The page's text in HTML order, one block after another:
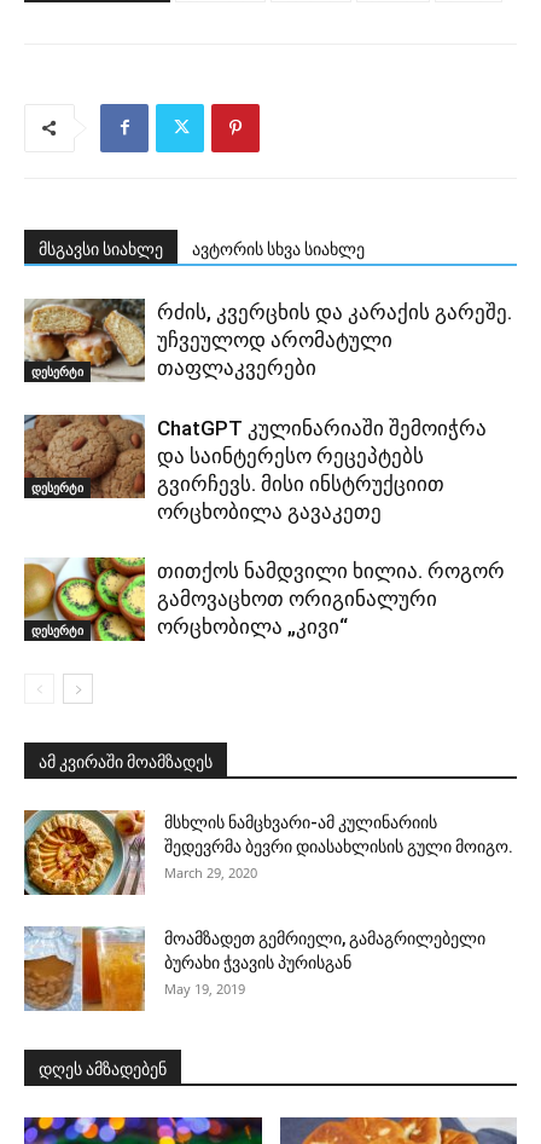
მსგავსი სიახლე ავტორის სხვა სიახლე
დესერტი
რძის, კვერცხის და კარაქის გარეშე.
უჩვეულოდ არომატული
თაფლაკვერები
დესერტი
ChatGPT კულინარიაში შემოიჭრა
და საინტერესო რეცეპტებს
გვირჩევს. მისი ინსტრუქციით
ორცხობილა გავაკეთე
დესერტი
თითქოს ნამდვილი ხილია. როგორ
გამოვაცხოთ ორიგინალური
ორცხობილა „კივი“
ამ კვირაში მოამზადეს
მსხლის ნამცხვარი-ამ კულინარიის
შედევრმა ბევრი დიასახლისის გული მოიგო.
March 29, 2020
მოამზადეთ გემრიელი, გამაგრილებელი
ბურახი ჭვავის პურისგან
May 19, 2019
დღეს ამზადებენ